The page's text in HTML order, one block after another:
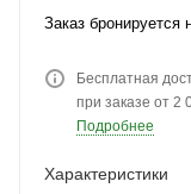
Заказ
Бесплатная
при заказе от 2
Подробнее
Характеристики